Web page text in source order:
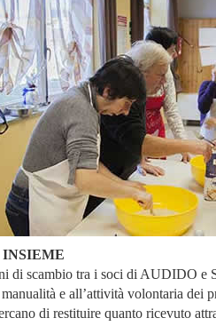
INSIEME
di scambio tra i soci di AUDIDO e
e all’attività volontaria
di restituire quanto ricevuto